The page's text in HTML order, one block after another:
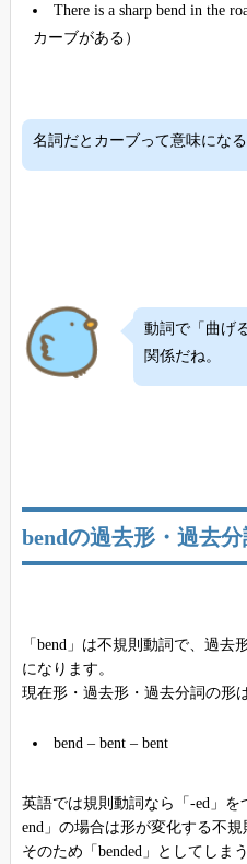
There is a sharp bend in the
カーブがある）
名詞だとカーブって意味になる
動詞で「曲げ
関係だね。
bendの過去形・過去
「bend」は不規則動詞で、過去
になります。
現在形・過去形・過去分詞の形
bend – bent – bent
英語では規則動詞なら「-ed」
end」の場合は形が変化する不規
そのため「bended」としてしま